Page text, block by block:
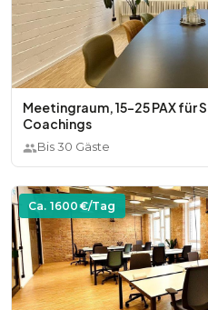
Meetingraum, 15-25 PAX für
Coachings
Bis30 Gäste
Ca. 1600€/Tag